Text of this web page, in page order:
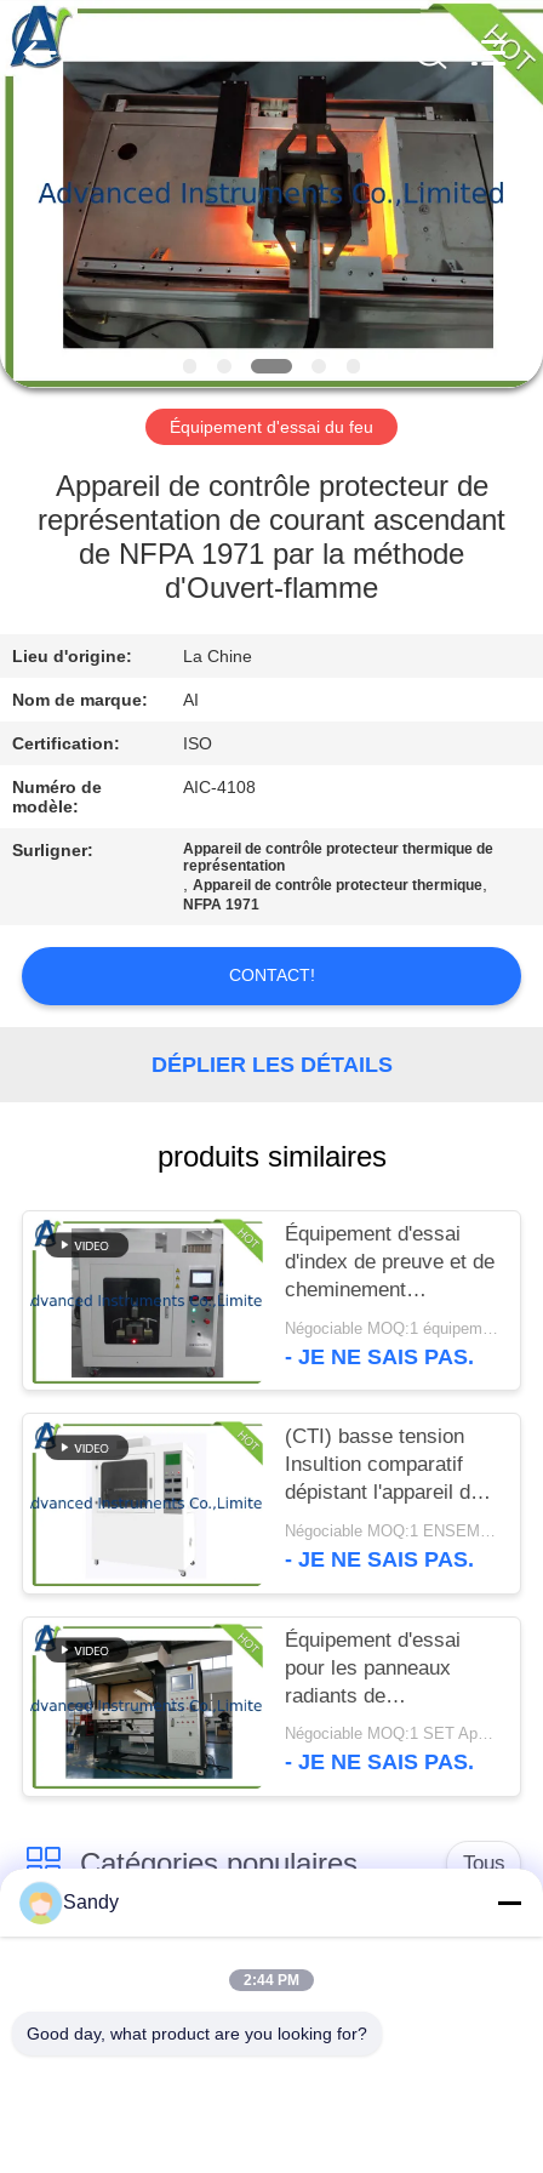
MAISON
PRODUITS
SUJET
DE
NOUS
VISITE
D'USINE
CONTRÔLE
QUALITÉ
CONTACTEZ-
NOUS
NOUVELLES
CAS
DEMANDEZ
DU
SITE
PRIVACY
POLICY
2026
Advanced
Instruments
Co.,Limited.
All
Équipement d'essai du feu
Appareil de contrôle protecteur de
représentation de courant ascendant
de NFPA 1971 par la méthode
d'Ouvert-flamme
Lieu d'origine: La Chine
Nom de marque: AI
Certification: ISO
Numéro de
modèle:
AIC-4108
Surligner:
Appareil de contrôle protecteur thermique de
représentation
,Appareil de contrôle protecteur thermique,
NFPA 1971
CONTACT!
DÉPLIER LES DÉTAILS
produits similaires
Équipement d'essai
d'index de preuve et de
cheminement
comparatif par l'UL
746A
Négociable MOQ:1 équipement d'essai d'index de cheminement comparatif d'ENSEMBLE
- JE NE SAIS PAS.
(CTI) basse tension
Insultion comparatif
dépistant l'appareil de
contrôle d'index par
ASTM D3638-12
Négociable MOQ:1 ENSEMBLE Insultion comparatif dépistant l'appareil de contrôle d'index
- JE NE SAIS PAS.
Équipement d'essai
pour les panneaux
radiants de
revêtements de sol
ASTM E648 ISO 9239-
Négociable MOQ:1 SET Appareil d'essai de panneau de rayonnement pour plancher
- JE NE SAIS PAS.
Catégories populaires Tous
Équipement de test
Équipement de test
d'huile
Équipement d'essai
Machine d'essai de
Sandy
2:44 PM
Good day, what product are you looking for?